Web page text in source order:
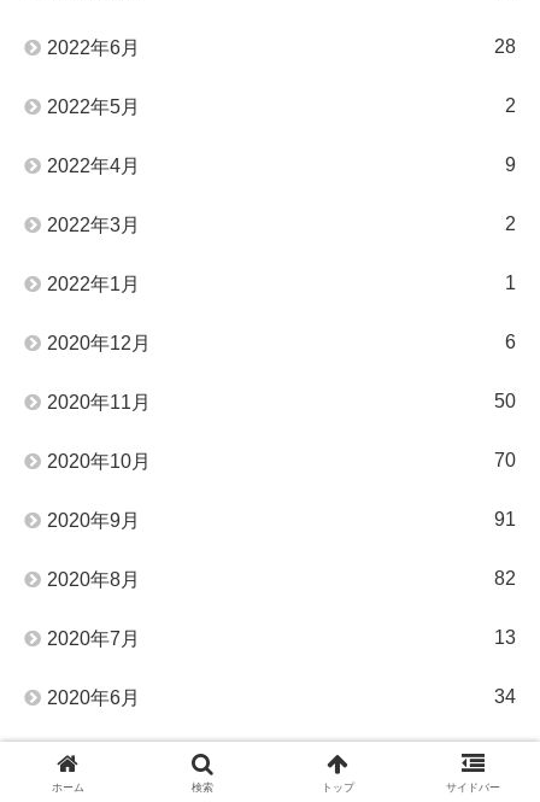
2022年6月 28
2022年5月 2
2022年4月 9
2022年3月 2
2022年1月 1
2020年12月 6
2020年11月 50
2020年10月 70
2020年9月 91
2020年8月 82
2020年7月 13
2020年6月 34
2020年5月
ホーム 検索 トップ サイドバー